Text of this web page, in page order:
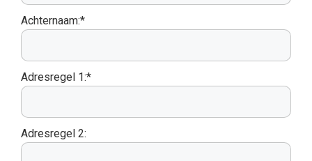
Achternaam:*
Adresregel 1:*
Adresregel 2: